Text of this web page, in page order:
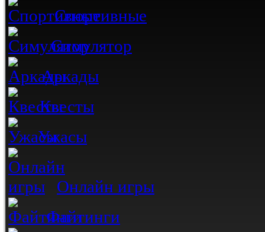
Спортивные
Симулятор
Аркады
Квесты
Ужасы
Онлайн игры
Файтинги